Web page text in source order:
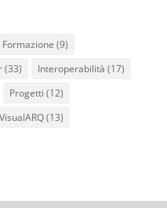
Formazione (9)
(33) Interoperabilità (17)
Progetti (12)
VisualARQ(13)